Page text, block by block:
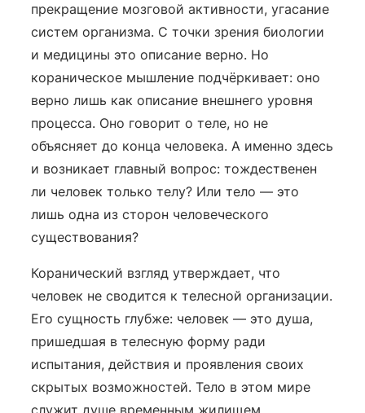
прекращение мозговой активности, угасание
систем организма. С точки зрения биологии
и медицины это описание верно. Но
кораническое мышление подчёркивает: оно
верно лишь как описание внешнего уровня
процесса. Оно говорит о теле, но не
объясняет до конца человека. А именно здесь
и возникает главный вопрос: тождественен
ли человек только телу? Или тело — это
лишь одна из сторон человеческого
существования?
Коранический взгляд утверждает, что
человек не сводится к телесной организации.
Его сущность глубже: человек — это душа,
пришедшая в телесную форму ради
испытания, действия и проявления своих
скрытых возможностей. Тело в этом мире